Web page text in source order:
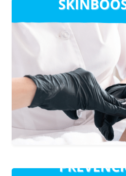
Tratamiento para la
mejora la
apariencia general,
estimular la síntesis
diferencia de otros
aporta